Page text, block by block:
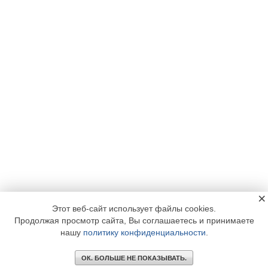
Этот веб-сайт использует файлы cookies.
Продолжая просмотр сайта, Вы соглашаетесь и принимаете
нашу политику конфиденциальности
ОК. БОЛЬШЕ НЕ ПОКАЗЫВАТЬ.
×